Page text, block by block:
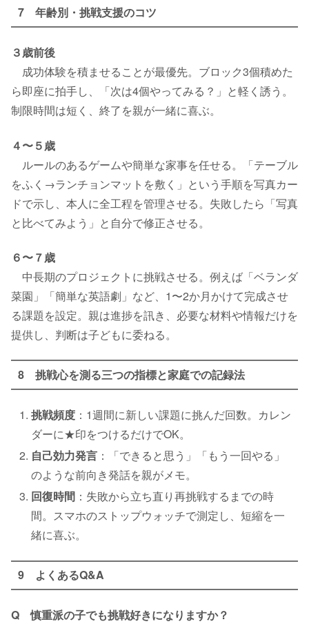
7 年齢別・挑戦支援のコツ
３歳前後
成功体験を積ませることが最優先。ブロック3個積めた
ら即座に拍手し、「次は4個やってみる？」と軽く誘う。
制限時間は短く、終了を親が一緒に喜ぶ。
４〜５歳
ルールのあるゲームや簡単な家事を任せる。「テーブル
をふく→ランチョンマットを敷く」という手順を写真カー
ドで示し、本人に全工程を管理させる。失敗したら「写真
と比べてみよう」と自分で修正させる。
６〜７歳
中長期のプロジェクトに挑戦させる。例えば「ベランダ
菜園」「簡単な英語劇」など、1〜2か月かけて完成させ
る課題を設定。親は進捗を訊き、必要な材料や情報だけを
提供し、判断は子どもに委ねる。
8 挑戦心を測る三つの指標と家庭での記録法
挑戦頻度 ：1週間に新しい課題に挑んだ回数。カレン
ダーに★印をつけるだけでOK。
自己効力発言 ：「できると思う」「もう一回やる」
のような前向き発話を親がメモ。
回復時間 ：失敗から立ち直り再挑戦するまでの時
間。スマホのストップウォッチで測定し、短縮を一
緒に喜ぶ。
9 よくあるQ&A
Q 慎重派の子でも挑戦好きになりますか？